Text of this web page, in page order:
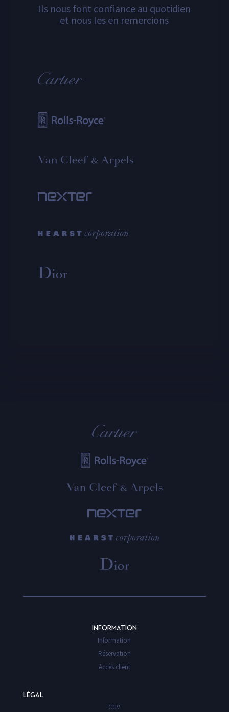
Ils nous font confiance au quotidien
et nous les en remercions
INFORMATION
Information
Réservation
Accès client
LÉGAL
CGV